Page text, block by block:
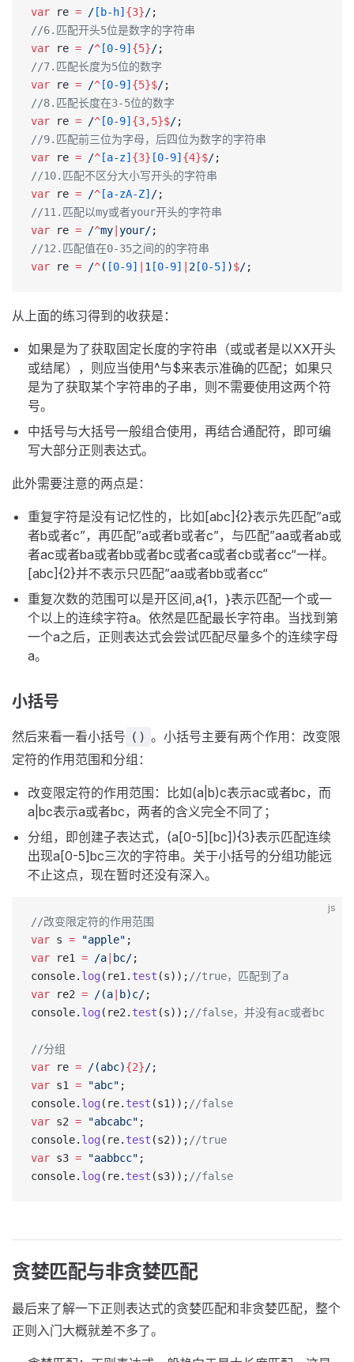
var re = / [b-h] {3}/;
//6.匹配开头5位是数字的字符串
var re = /^ [0-9] {5}/;
//7.匹配长度为5位的数字
var re = /^ [0-9] {5}$/;
//8.匹配长度在3-5位的数字
var re = /^ [0-9] {3,5}$/;
//9.匹配前三位为字母，后四位为数字的字符串
var re = /^ [a-z] {3} [0-9] {4}$/;
//10.匹配不区分大小写开头的字符串
var re = /^ [a-zA-Z] /;
//11.匹配以my或者your开头的字符串
var re = /^my your/;
//12.匹配值在0-35之间的的字符串
var re = /^( [0-9] 1 [0-9] 2 [0-5] )$/;
从上面的练习得到的收获是：
如果是为了获取固定长度的字符串（或或者是以XX开头
或结尾），则应当使用^与$来表示准确的匹配；如果只
是为了获取某个字符串的子串，则不需要使用这两个符
号。
中括号与大括号一般组合使用，再结合通配符，即可编
写大部分正则表达式。
此外需要注意的两点是：
重复字符是没有记忆性的，比如[abc]{2}表示先匹配”a或
者b或者c”，再匹配”a或者b或者c”，与匹配”aa或者ab或
者ac或者ba或者bb或者bc或者ca或者cb或者cc“一样。
[abc]{2}并不表示只匹配”aa或者bb或者cc“
重复次数的范围可以是开区间,a{1，}表示匹配一个或一
个以上的连续字符a。依然是匹配最长字符串。当找到第
一个a之后，正则表达式会尝试匹配尽量多个的连续字母
a。
小括号
然后来看一看小括号 () 。小括号主要有两个作用：改变限
定符的作用范围和分组：
改变限定符的作用范围：比如(a|b)c表示ac或者bc，而
a|bc表示a或者bc，两者的含义完全不同了；
分组，即创建子表达式，(a[0-5][bc]){3}表示匹配连续
出现a[0-5]bc三次的字符串。关于小括号的分组功能远
不止这点，现在暂时还没有深入。
js
//改变限定符的作用范围
var s = "apple" ;
var re1 = /a bc/;
console. log (re1. test (s)); //true，匹配到了a
var re2 = /(a b)c/;
console. log (re2. test (s)); //false，并没有ac或者bc
//分组
var re = /(abc){2}/;
var s1 = "abc" ;
console. log (re. test (s1)); //false
var s2 = "abcabc" ;
console. log (re. test (s2)); //true
var s3 = "aabbcc" ;
console. log (re. test (s3)); //false
贪婪匹配与非贪婪匹配
最后来了解一下正则表达式的贪婪匹配和非贪婪匹配，整个
正则入门大概就差不多了。